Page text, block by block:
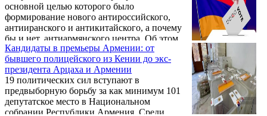
основной целью которого было
формирование нового антироссийского,
антииранского и антикитайского, а почему
бы и нет, антиармянского центра. Об этом
заявил в беседе с корреспондентом Новости
Армении – NEWS.am включенный в
избирательный список партии
«Процветающая Армения» Арман Абовян.
Кандидаты в премьеры Армении: от
бывшего полицейского из Кении до экс-
президента Арцаха и Армении
19 политических сил вступают в
предвыборную борьбу за как минимум 101
депутатское место в Национальном
собрании Республики Армения. Среди